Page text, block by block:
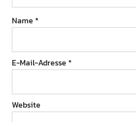
Name *
E-Mail-Adresse *
Website